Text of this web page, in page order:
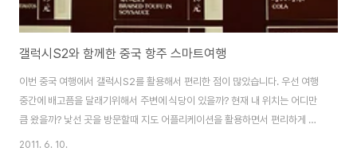
갤럭시S2와 함께한 중국 항주 스마트여행
이번 중국 여행에서 갤럭시S2를 활용해서 편리한 점이 많았습니다. 우선 여행
중간에 배고픔을 달래기위해서 주변에 식당이 있을까? 현재 내 위치는 어디만
큼 왔을까? 낯선 곳을 방문할때 지도 어플리케이션을 활용하면서 편리하게 사
용할 수 있었고, 배고픔을 달래기 위한 식당 찾기 등 다양한 용도로 사용 할 수
2011. 6. 10.